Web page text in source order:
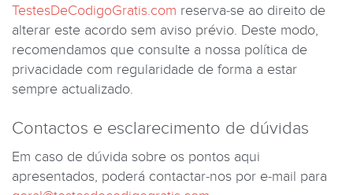
TestesDeCodigoGratis.com reserva-se ao direito de
alterar este acordo sem aviso prévio. Deste modo,
recomendamos que consulte a nossa política de
privacidade com regularidade de forma a estar
sempre actualizado.
Contactos e esclarecimento de dúvidas
Em caso de dúvida sobre os pontos aqui
apresentados, poderá contactar-nos por e-mail para